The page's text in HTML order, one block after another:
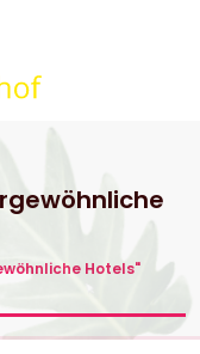
Hotels"